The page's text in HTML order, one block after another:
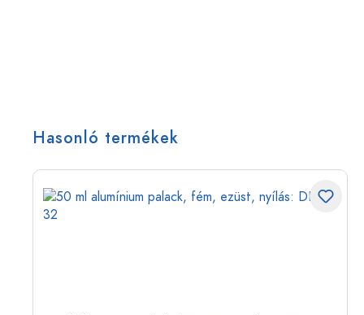
Hasonló termékek